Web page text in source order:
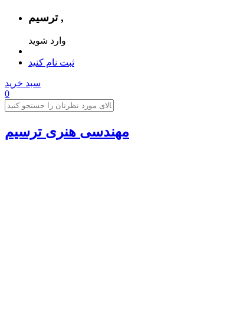
ترسیم ,
وارد شوید
ثبت نام کنید
سبد خرید
0
مهندسی هنری ترسیم